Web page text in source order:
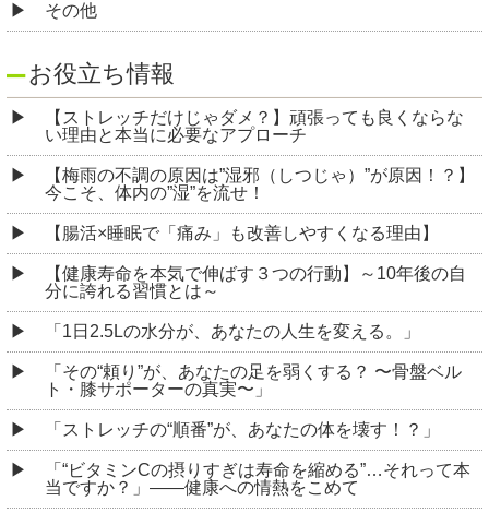
その他
お役立ち情報
【ストレッチだけじゃダメ？】頑張っても良くならな
い理由と本当に必要なアプローチ
【梅雨の不調の原因は”湿邪（しつじゃ）”が原因！？】
今こそ、体内の”湿”を流せ！
【腸活×睡眠で「痛み」も改善しやすくなる理由】
【健康寿命を本気で伸ばす３つの行動】～10年後の自
分に誇れる習慣とは～
「1日2.5Lの水分が、あなたの人生を変える。」
「その“頼り”が、あなたの足を弱くする？ 〜骨盤ベル
ト・膝サポーターの真実〜」
「ストレッチの“順番”が、あなたの体を壊す！？」
「“ビタミンCの摂りすぎは寿命を縮める”…それって本
当ですか？」――健康への情熱をこめて